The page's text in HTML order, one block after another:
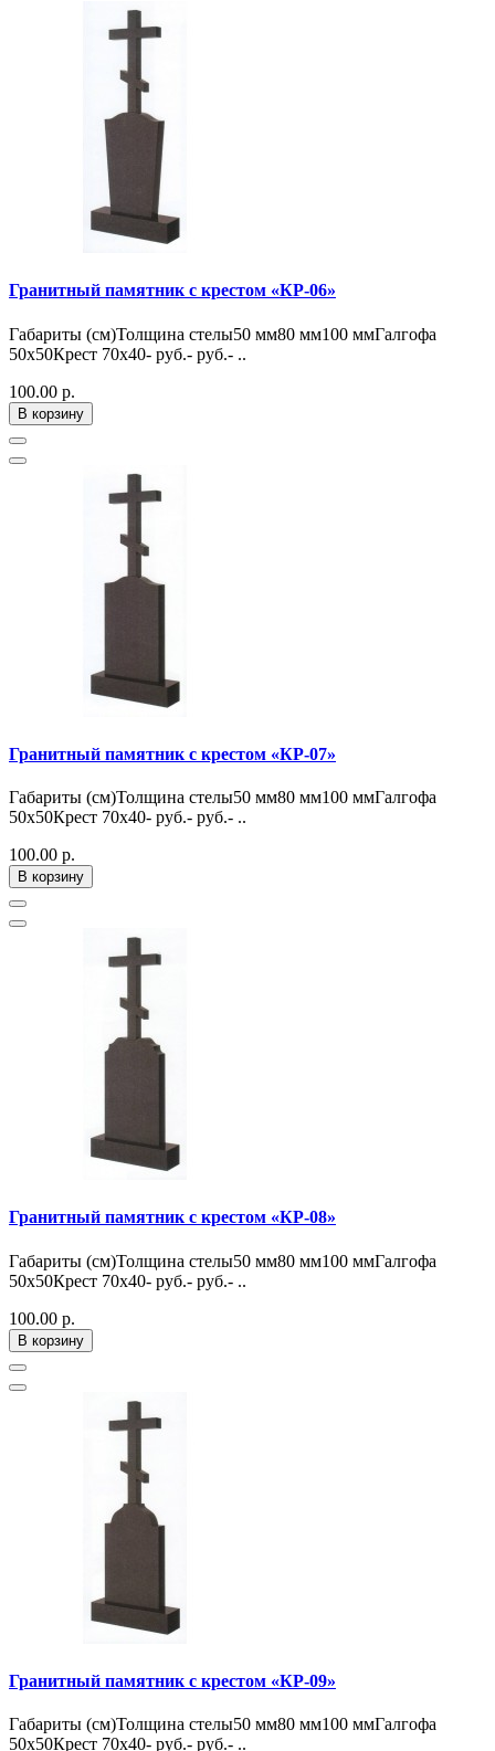
Гранитный памятник с крестом «КР-06»
Габариты (см)Толщина стелы50 мм80 мм100 ммГалгофа
50х50Крест 70х40- руб.- руб.- ..
100.00 р.
В корзину
Гранитный памятник с крестом «КР-07»
Габариты (см)Толщина стелы50 мм80 мм100 ммГалгофа
50х50Крест 70х40- руб.- руб.- ..
100.00 р.
В корзину
Гранитный памятник с крестом «КР-08»
Габариты (см)Толщина стелы50 мм80 мм100 ммГалгофа
50х50Крест 70х40- руб.- руб.- ..
100.00 р.
В корзину
Гранитный памятник с крестом «КР-09»
Габариты (см)Толщина стелы50 мм80 мм100 ммГалгофа
50х50Крест 70х40- руб.- руб.- ..